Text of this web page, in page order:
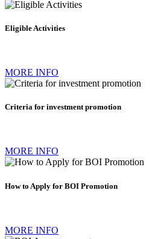
Eligible Activities
MORE INFO
Criteria for investment promotion
MORE INFO
How to Apply for BOI Promotion
MORE INFO